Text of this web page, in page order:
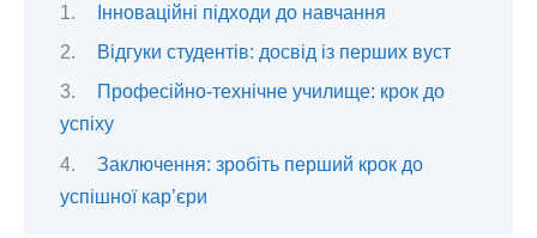
Інноваційні підходи до навчання
Відгуки студентів: досвід із перших вуст
Професійно-технічне училище: крок до
успіху
Заключення: зробіть перший крок до
успішної кар’єри